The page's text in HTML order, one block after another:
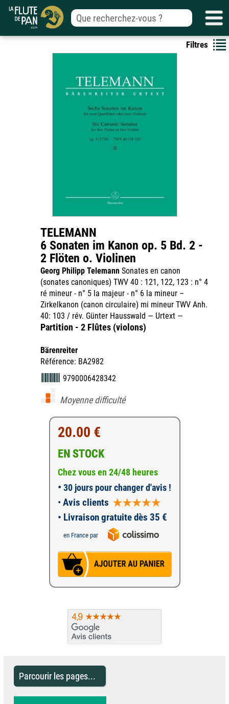
Filtres
TELEMANN
6 Sonaten im Kanon op. 5 Bd. 2 -
2 Flöten o. Violinen
Georg Philipp Telemann Sonates en canon
(sonates canoniques) TWV 40 : 121, 122, 123 : n° 4
ré mineur - n° 5 la majeur - n° 6 la mineur –
Zirkelkanon (canon circulaire) mi mineur TWV Anh.
40: 103 / rév. Günter Hausswald — Urtext —
Partition - 2 Flûtes (violons)
Bärenreiter
Référence: BA2982
9790006428342
Moyenne difficulté
20.00 €
EN STOCK
Chez vous en 24/48 heures
• 30 jours pour changer d'avis !
• Avis clients
• Livraison gratuite dès 35 €
en France par
Parcourir les pages...